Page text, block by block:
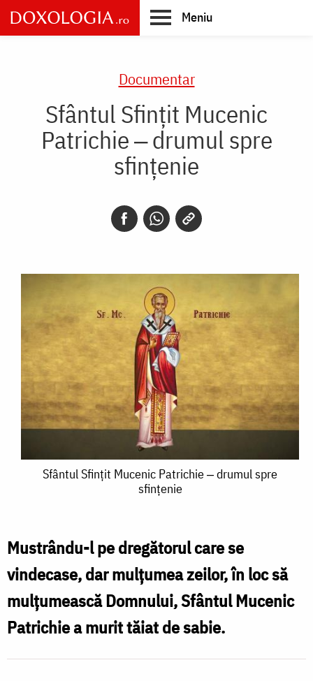
Skip
to
main
Meniu
Documentar
Sfântul Sfințit Mucenic
Patrichie ‒ drumul spre
sfințenie
Sfântul
Patrichie
‒
drumul
spre
Sfântul Sfințit Mucenic Patrichie ‒ drumul spre
sfințenie
Mustrându-l pe dregătorul care se
vindecase, dar mulțumea zeilor, în loc să
mulțumească Domnului, Sfântul Mucenic
Patrichie a murit tăiat de sabie.